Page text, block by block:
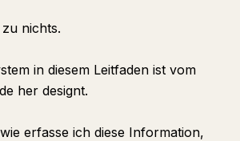
nichts.
in diesem Leitfaden ist vom
her designt.
erfasse ich diese Information,